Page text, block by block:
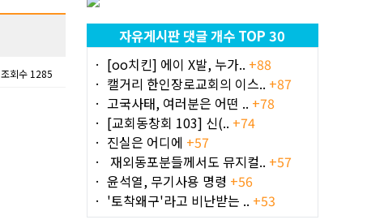
조회수 1285
자유게시판 댓글 개수 TOP 30
[oo치킨] 에이 X발, 누가.. +88
캘거리 한인장로교회의 이스.. +87
고국사태, 여러분은 어떤 .. +78
[교회동창회 103] 신(.. +74
진실은 어디에 +57
재외동포분들께서도 뮤지컬.. +57
윤석열, 무기사용 명령 +56
'토착왜구'라고 비난받는 .. +53